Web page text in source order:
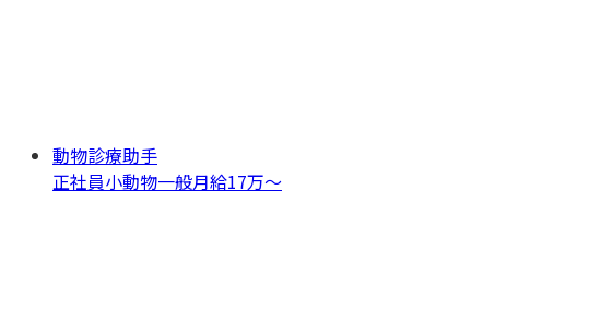
動物診療助手
正社員小動物一般月給17万〜